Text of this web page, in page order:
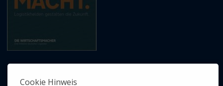
Cookie Hinweis